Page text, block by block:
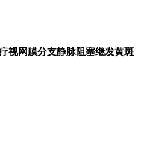
视网膜分支静脉阻塞继发黄斑